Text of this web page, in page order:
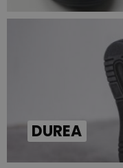
DUREA